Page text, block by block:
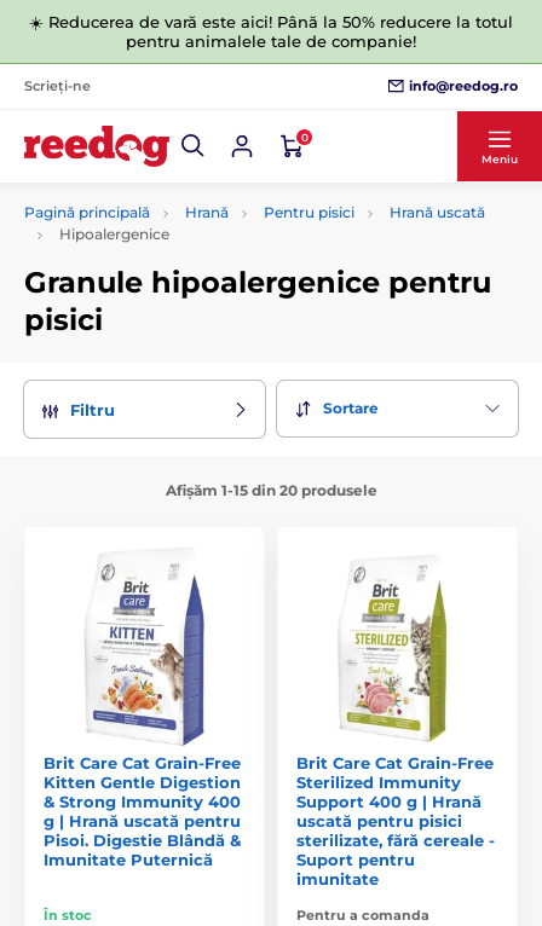
☀️ Reducerea de vară este aici! Până la 50% reducere la totul
pentru animalele tale de companie!
Scrieți-ne info@reedog.ro
0
Meniu
Pagină principală Hrană Pentru pisici
Hrană uscată
Hipoalergenice
Granule hipoalergenice pentru
pisici
Filtru Sortare
Afișăm 1-15 din 20 produsele
Brit Care Cat Grain-Free
Kitten Gentle Digestion
& Strong Immunity 400
g | Hrană uscată pentru
Pisoi. Digestie Blândă &
Imunitate Puternică
În stoc
Brit Care Cat Grain-Free
Sterilized Immunity
Support 400 g | Hrană
uscată pentru pisici
sterilizate, fără cereale -
Suport pentru
imunitate
Pentru a comanda